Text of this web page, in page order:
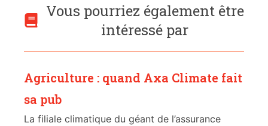
Vous pourriez également être
intéressé par
Agriculture : quand Axa Climate fait
sa pub
La filiale climatique du géant de l’assurance